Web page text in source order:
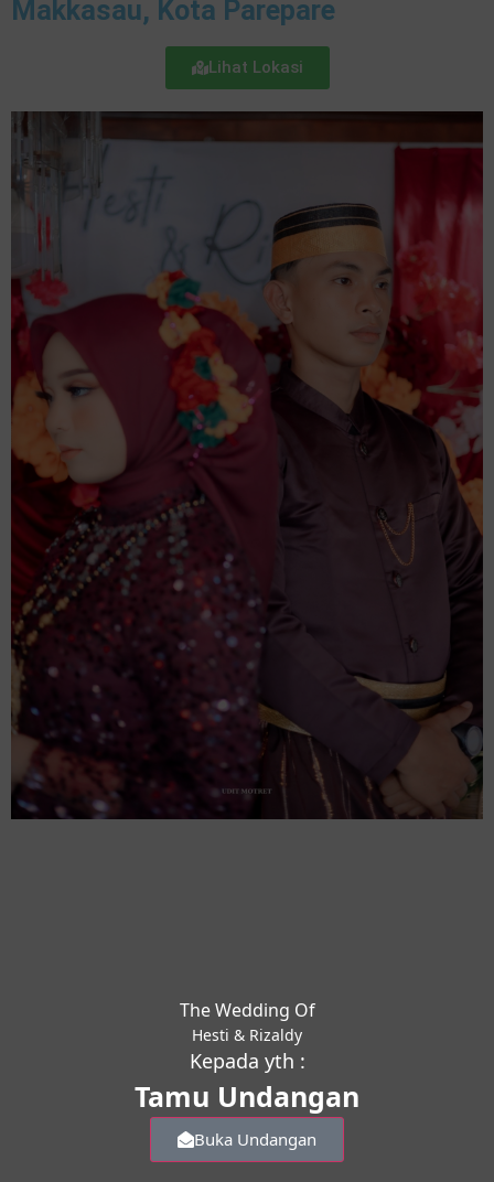
Makkasau, Kota Parepare
Lihat Lokasi
The Wedding Of
Hesti & Rizaldy
Kepada yth :
Tamu Undangan
Buka Undangan